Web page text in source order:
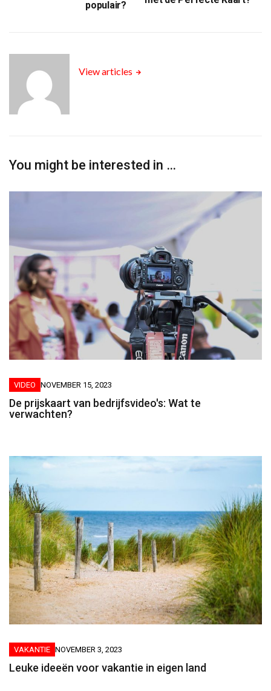
populair?
View articles
You might be interested in …
VIDEO NOVEMBER 15, 2023
De prijskaart van bedrijfsvideo's: Wat te
verwachten?
VAKANTIE NOVEMBER 3, 2023
Leuke ideeën voor vakantie in eigen land